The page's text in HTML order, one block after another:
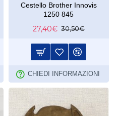
Cestello Brother Innovis
1250 845
27,40€ 30,50€
CHIEDI INFORMAZIONI